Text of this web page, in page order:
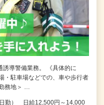
導警備業務。 《具体的に
駐車場などでの、車や歩行者
務地＞ …
勤） 日給12,500円～14,000